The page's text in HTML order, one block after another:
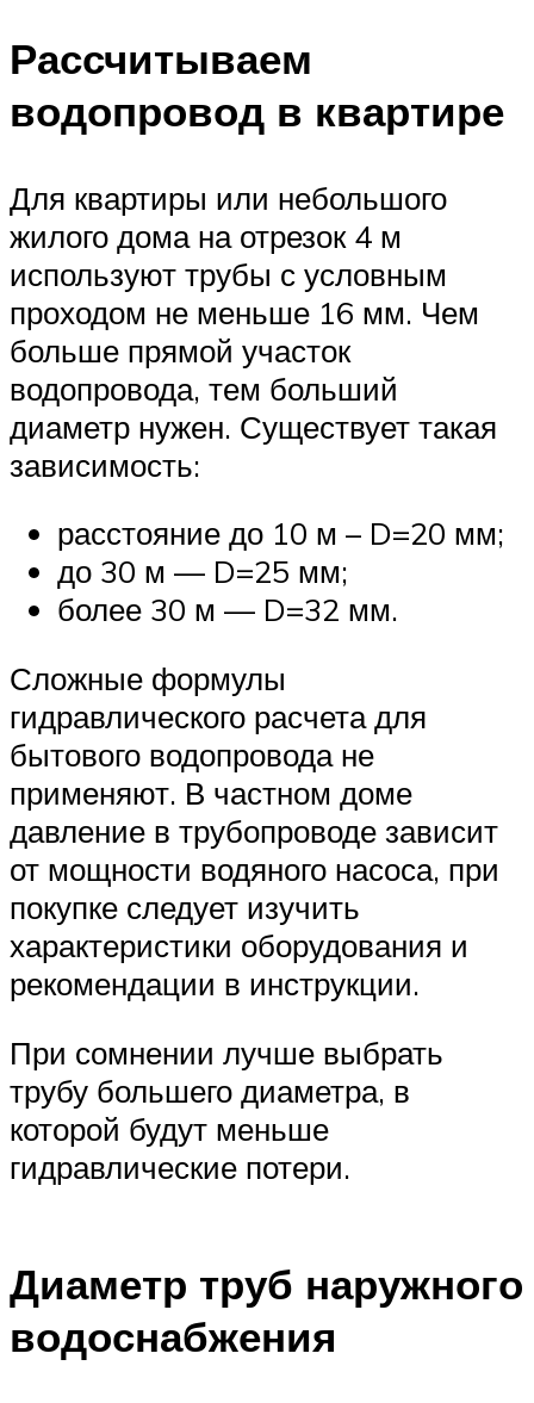
Рассчитываем
водопровод в квартире
Для квартиры или небольшого
жилого дома на отрезок 4 м
используют трубы с условным
проходом не меньше 16 мм. Чем
больше прямой участок
водопровода, тем больший
диаметр нужен. Существует такая
зависимость:
расстояние до 10 м – D=20 мм;
до 30 м — D=25 мм;
более 30 м — D=32 мм.
Сложные формулы
гидравлического расчета для
бытового водопровода не
применяют. В частном доме
давление в трубопроводе зависит
от мощности водяного насоса, при
покупке следует изучить
характеристики оборудования и
рекомендации в инструкции.
При сомнении лучше выбрать
трубу большего диаметра, в
которой будут меньше
гидравлические потери.
Диаметр труб наружного
водоснабжения